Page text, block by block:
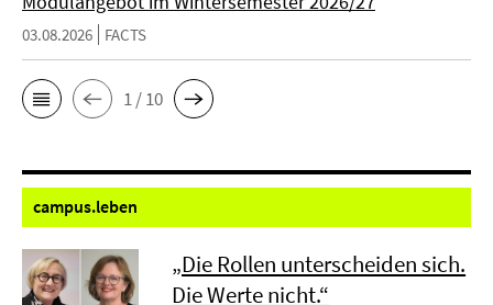
03.08.2026 FACTS
1 / 10
campus.leben
„Die Rollen unterscheiden sich.
Die Werte nicht.“